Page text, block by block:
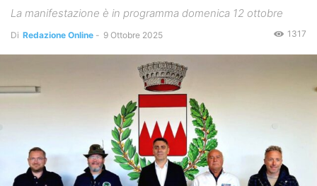
La manifestazione è in programma domenica 12 ottobre
Di Redazione Online - 9 Ottobre 2025 1317